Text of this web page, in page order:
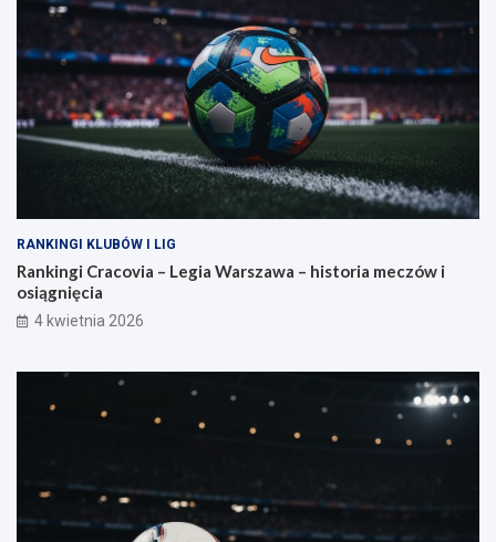
RANKINGI KLUBÓW I LIG
Rankingi Cracovia – Legia Warszawa – historia meczów i
osiągnięcia
4 kwietnia 2026